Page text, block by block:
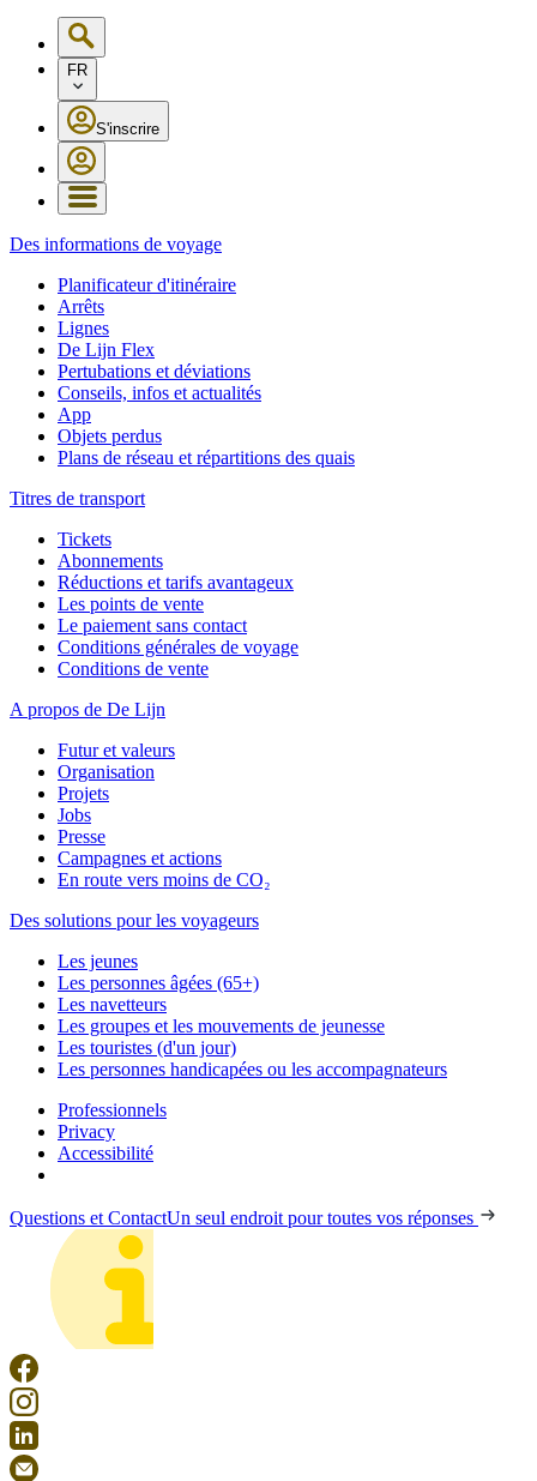
FR
S'inscrire
Des informations de voyage
Planificateur d'itinéraire
Arrêts
Lignes
De Lijn Flex
Pertubations et déviations
Conseils, infos et actualités
App
Objets perdus
Plans de réseau et répartitions des quais
Titres de transport
Tickets
Abonnements
Réductions et tarifs avantageux
Les points de vente
Le paiement sans contact
Conditions générales de voyage
Conditions de vente
A propos de De Lijn
Futur et valeurs
Organisation
Projets
Jobs
Presse
Campagnes et actions
En route vers moins de CO₂
Des solutions pour les voyageurs
Les jeunes
Les personnes âgées (65+)
Les navetteurs
Les groupes et les mouvements de jeunesse
Les touristes (d'un jour)
Les personnes handicapées ou les accompagnateurs
Professionnels
Privacy
Accessibilité
Questions et ContactUn seul endroit pour toutes vos réponses